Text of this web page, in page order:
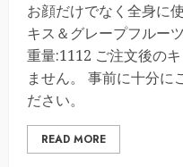
お顔だけでなく全身に
キス＆グレープフルー
重量:1112 ご注文後の
ません。 事前に十分に
ださい。
READ MORE